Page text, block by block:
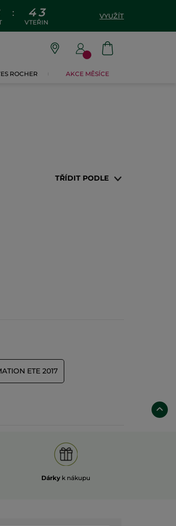
: 4 3
VTEŘIN
VYUŽÍT
ROCHER AKCE MĚSÍCE
TŘÍDIT PODLE
ETE 2017
Dárky k nákupu